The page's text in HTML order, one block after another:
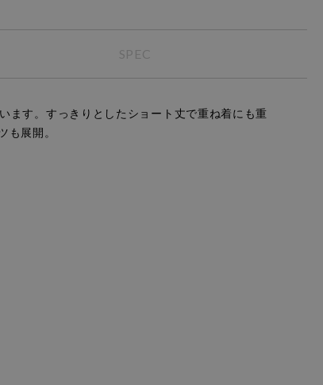
SPEC
ます。すっきりとしたショート丈で重ね着にも重
展開。